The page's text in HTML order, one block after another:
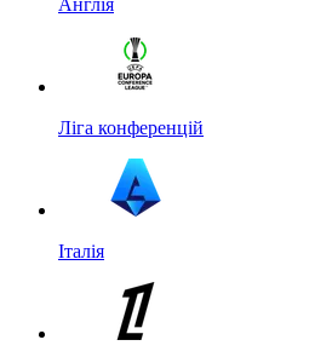
Англія
Ліга конференцій
Італія